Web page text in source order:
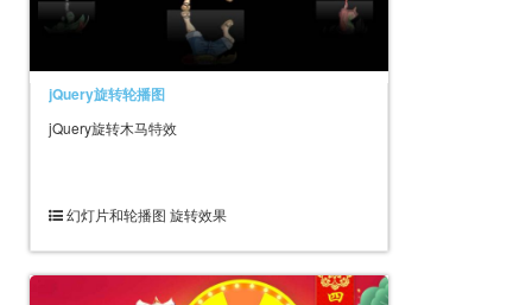
jQuery旋转轮播图
jQuery旋转木马特效
幻灯片和轮播图 旋转效果